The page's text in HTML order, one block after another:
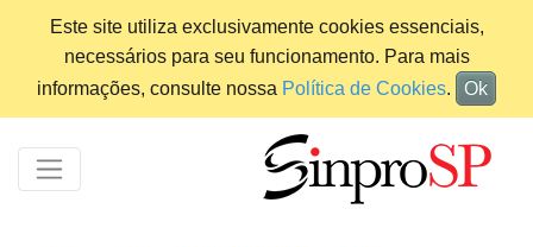
Este site utiliza exclusivamente cookies essenciais,
necessários para seu funcionamento. Para mais
informações, consulte nossa Política de Cookies. Ok